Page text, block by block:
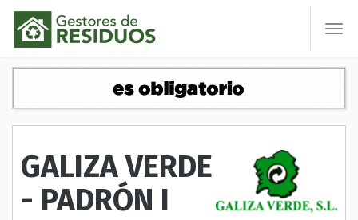
GALIZA VERDE
- PADRÓN I